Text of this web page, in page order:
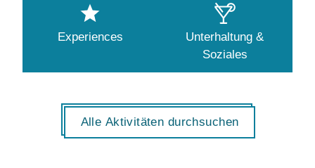
Experiences
Unterhaltung &
Soziales
Alle Aktivitäten durchsuchen